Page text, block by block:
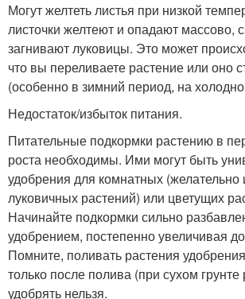
Могут желтеть листья при низкой
листочки желтеют и опадают массово,
загнивают луковицы. Это может
что вы переливаете растение или оно
(особенно в зимний период, на
Недостаток/избыток питания.
Питательные подкормки растению в
роста необходимы. Ими могут быть
удобрения для комнатных
луковичных растений) или цветущих
Начинайте подкормки сильно
удобрением, постепенно увеличивая
Помните, поливать растения
только после полива (при сухом грунте
удобрять нельзя.